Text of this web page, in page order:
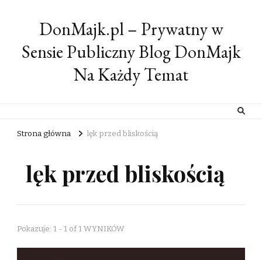
DonMajk.pl – Prywatny w
Sensie Publiczny Blog DonMajk
Na Każdy Temat
Strona główna lęk przed bliskością
lęk przed bliskością
Pokazuje: 1 - 1 of 1 WYNIKÓW